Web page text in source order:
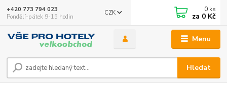
Menu
CZK
Hledat
+420 773 794 023
Pondělí-pátek 9-15 hodin
0 ks
za 0 Kč